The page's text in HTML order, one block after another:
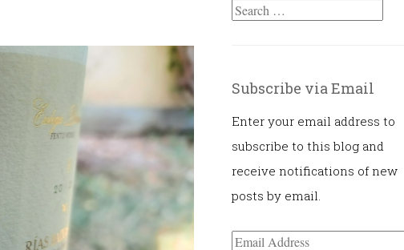
Search
Subscribe via Email
Enter your email address to
subscribe to this blog and
receive notifications of new
posts by email.
Email